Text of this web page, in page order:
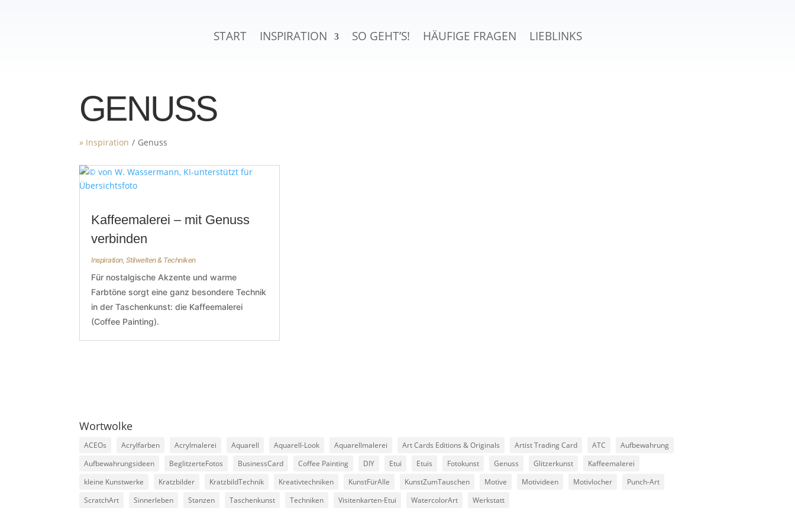
START INSPIRATION SO GEHT’S! HÄUFIGE FRAGEN LIEBLINKS
GENUSS
» Inspiration / Genuss
Kaffeemalerei – mit Genuss
verbinden
Inspiration, Stilwelten & Techniken
Für nostalgische Akzente und warme
Farbtöne sorgt eine ganz besondere Technik
in der Taschenkunst: die Kaffeemalerei
(Coffee Painting).
Wortwolke
ACEOs Acrylfarben Acrylmalerei Aquarell Aquarell-Look Aquarellmalerei Art Cards Editions & Originals Artist Trading Card ATC
Aufbewahrung
Aufbewahrungsideen
BeglitzerteFotos BusinessCard Coffee Painting DIY Etui Etuis Fotokunst Genuss Glitzerkunst
Kaffeemalerei
kleine Kunstwerke
Kratzbilder KratzbildTechnik Kreativtechniken KunstFürAlle KunstZumTauschen Motive Motivideen Motivlocher
Punch-Art
ScratchArt
Sinnerleben Stanzen Taschenkunst Techniken Visitenkarten-Etui WatercolorArt Werkstatt